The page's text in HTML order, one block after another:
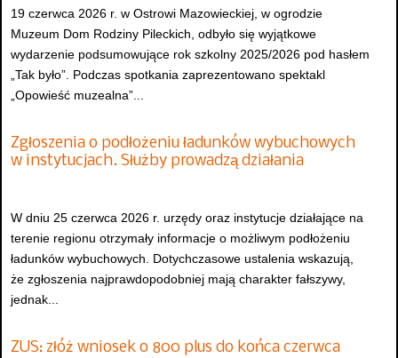
19 czerwca 2026 r. w Ostrowi Mazowieckiej, w ogrodzie
Muzeum Dom Rodziny Pileckich, odbyło się wyjątkowe
wydarzenie podsumowujące rok szkolny 2025/2026 pod hasłem
„Tak było”. Podczas spotkania zaprezentowano spektakl
„Opowieść muzealna”...
Zgłoszenia o podłożeniu ładunków wybuchowych
w instytucjach. Służby prowadzą działania
W dniu 25 czerwca 2026 r. urzędy oraz instytucje działające na
terenie regionu otrzymały informacje o możliwym podłożeniu
ładunków wybuchowych. Dotychczasowe ustalenia wskazują,
że zgłoszenia najprawdopodobniej mają charakter fałszywy,
jednak...
ZUS: złóż wniosek o 800 plus do końca czerwca